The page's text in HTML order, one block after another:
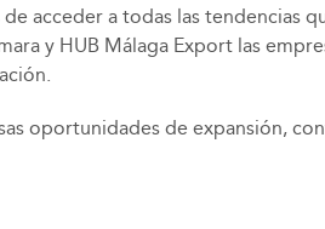
acceder a todas las
y HUB Málaga Export las
oportunidades de expansión,